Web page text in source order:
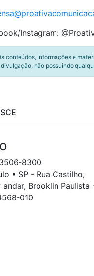
Instagram:
conteúdos, informações e
não possuindo
8300
• SP - Rua Castilho,
andar, Brooklin Paulista
010